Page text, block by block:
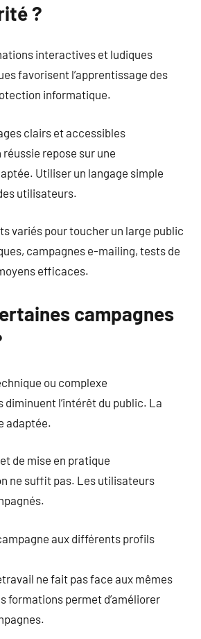
?
interactives et ludiques
favorisent l’apprentissage des
informatique.
clairs et accessibles
repose sur une
Utiliser un langage simple
utilisateurs.
variés pour toucher un large public
campagnes e-mailing, tests de
efficaces.
campagnes
ou complexe
diminuent l’intérêt du public. La
adaptée.
de mise en pratique
ne suffit pas. Les utilisateurs
aux différents profils
ne fait pas face aux mêmes
formations permet d’améliorer